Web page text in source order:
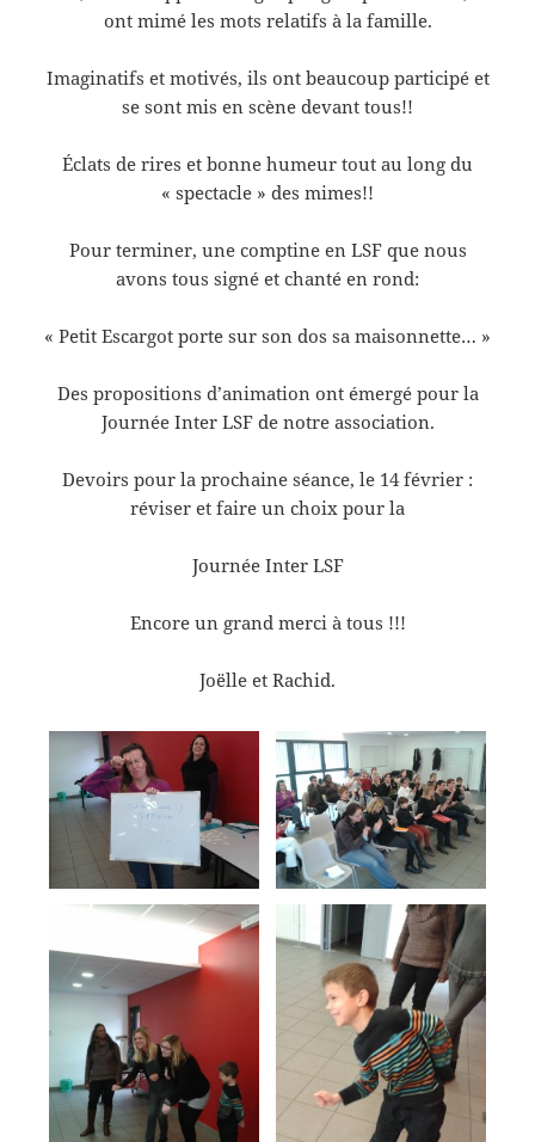
ont mimé les mots relatifs à la famille.
Imaginatifs et motivés, ils ont beaucoup participé et
se sont mis en scène devant tous!!
Éclats de rires et bonne humeur tout au long du
« spectacle » des mimes!!
Pour terminer, une comptine en LSF que nous
avons tous signé et chanté en rond:
« Petit Escargot porte sur son dos sa maisonnette… »
Des propositions d’animation ont émergé pour la
Journée Inter LSF de notre association.
Devoirs pour la prochaine séance, le 14 février :
réviser et faire un choix pour la
Journée Inter LSF
Encore un grand merci à tous !!!
Joëlle et Rachid.